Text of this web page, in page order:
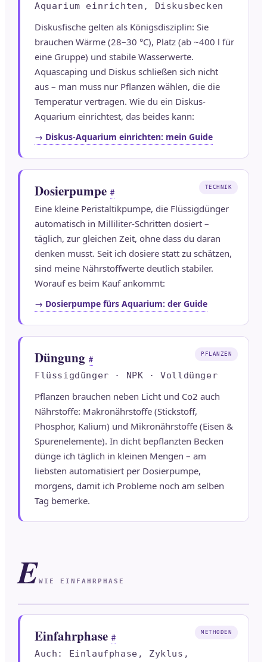
Aquarium einrichten, Diskusbecken
Diskusfische gelten als Königsdisziplin: Sie
brauchen Wärme (28–30 °C), Platz (ab ~400 l für
eine Gruppe) und stabile Wasserwerte.
Aquascaping und Diskus schließen sich nicht
aus – man muss nur Pflanzen wählen, die die
Temperatur vertragen. Wie du ein Diskus-
Aquarium einrichtest, das beides kann:
→ Diskus-Aquarium einrichten: mein Guide
Dosierpumpe #
Eine kleine Peristaltikpumpe, die Flüssigdünger
automatisch in Milliliter-Schritten dosiert –
täglich, zur gleichen Zeit, ohne dass du daran
denken musst. Seit ich dosiere statt zu schätzen,
sind meine Nährstoffwerte deutlich stabiler.
Worauf es beim Kauf ankommt:
→ Dosierpumpe fürs Aquarium: der Guide
TECHNIK
Düngung #
Flüssigdünger · NPK · Volldünger
Pflanzen brauchen neben Licht und Co2 auch
Nährstoffe: Makronährstoffe (Stickstoff,
Phosphor, Kalium) und Mikronährstoffe (Eisen &
Spurenelemente). In dicht bepflanzten Becken
dünge ich täglich in kleinen Mengen – am
liebsten automatisiert per Dosierpumpe,
morgens, damit ich Probleme noch am selben
Tag bemerke.
PFLANZEN
EWIE EINFAHRPHASE
Einfahrphase #
Auch: Einlaufphase, Zyklus,
METHODEN